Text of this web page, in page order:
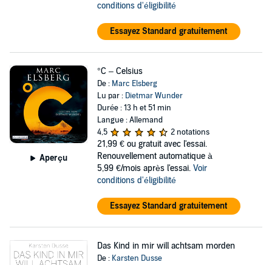
conditions d'éligibilité
Essayez Standard gratuitement
Aperçu
°C – Celsius
De : Marc Elsberg
Lu par : Dietmar Wunder
Durée : 13 h et 51 min
Langue : Allemand
4,5
2 notations
21,99 € ou gratuit avec l'essai.
Renouvellement automatique à
5,99 €/mois après l'essai. Voir
conditions d'éligibilité
Essayez Standard gratuitement
Das Kind in mir will achtsam morden
De : Karsten Dusse